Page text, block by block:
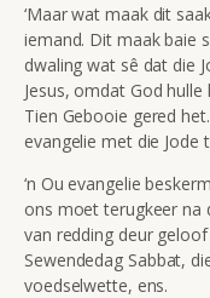
‘Maar wat maak dit
iemand. Dit maak baie
dwaling wat sê dat die
Jesus, omdat God
Tien Gebooie gered
evangelie met die Jode
‘n Ou evangelie
ons moet terugkeer na
van redding deur geloof
Sewendedag Sabbat,
voedselwette, ens.